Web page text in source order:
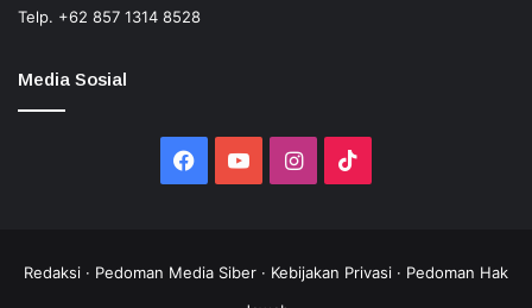
Telp. +62 857 1314 8528
Media Sosial
Facebook
YouTubeInstagram
Redaksi · Pedoman Media Siber · Kebijakan Privasi · Pedoman Hak